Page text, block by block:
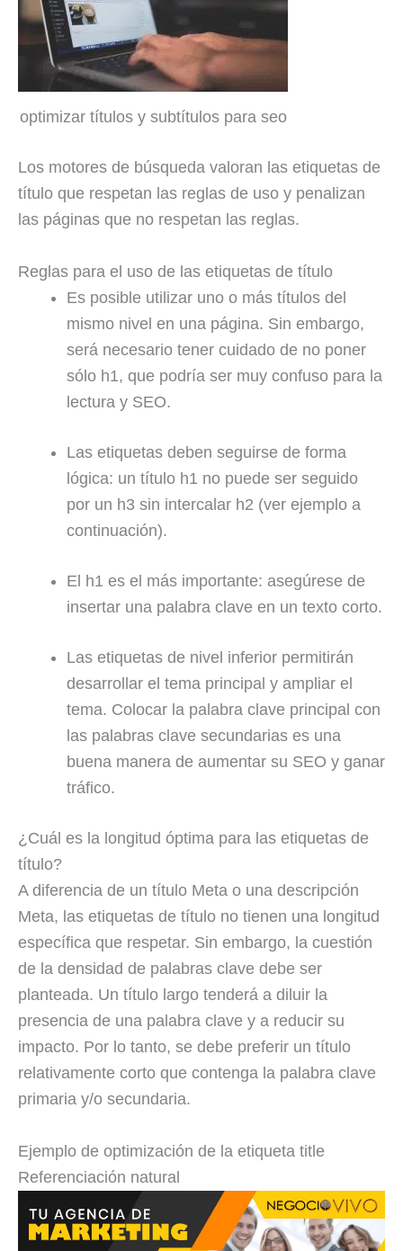
optimizar títulos y subtítulos para seo
Los motores de búsqueda valoran las etiquetas de
título que respetan las reglas de uso y penalizan
las páginas que no respetan las reglas.
Reglas para el uso de las etiquetas de título
Es posible utilizar uno o más títulos del
mismo nivel en una página. Sin embargo,
será necesario tener cuidado de no poner
sólo h1, que podría ser muy confuso para la
lectura y SEO.
Las etiquetas deben seguirse de forma
lógica: un título h1 no puede ser seguido
por un h3 sin intercalar h2 (ver ejemplo a
continuación).
El h1 es el más importante: asegúrese de
insertar una palabra clave en un texto corto.
Las etiquetas de nivel inferior permitirán
desarrollar el tema principal y ampliar el
tema. Colocar la palabra clave principal con
las palabras clave secundarias es una
buena manera de aumentar su SEO y ganar
tráfico.
¿Cuál es la longitud óptima para las etiquetas de
título?
A diferencia de un título Meta o una descripción
Meta, las etiquetas de título no tienen una longitud
específica que respetar. Sin embargo, la cuestión
de la densidad de palabras clave debe ser
planteada. Un título largo tenderá a diluir la
presencia de una palabra clave y a reducir su
impacto. Por lo tanto, se debe preferir un título
relativamente corto que contenga la palabra clave
primaria y/o secundaria.
Ejemplo de optimización de la etiqueta title
Referenciación natural